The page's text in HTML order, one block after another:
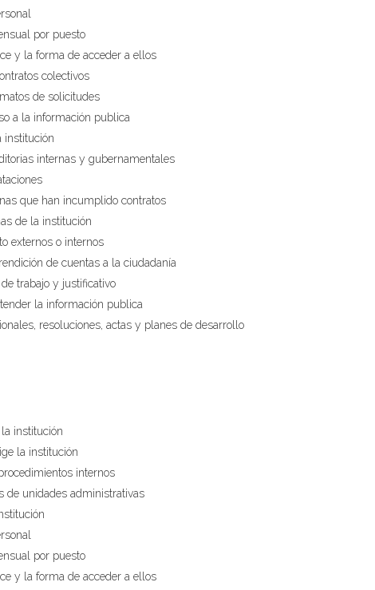
por puesto
y la forma de acceder a ellos
colectivos
de solicitudes
a la información publica
institución
internas y gubernamentales
que han incumplido contratos
de la institución
externos o internos
de cuentas a la ciudadanía
trabajo y justificativo
la información publica
resoluciones, actas y planes de desarrollo
la institución
la institución
internos
de unidades administrativas
por puesto
y la forma de acceder a ellos